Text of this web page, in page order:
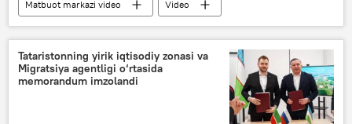
Matbuot markazi video
Video
elektr energiyasi
Toshkent
Ostona
Rossiya Markaziy Osiyo
Tataristonning yirik iqtisodiy zonasi va
Migratsiya agentligi o‘rtasida
memorandum imzolandi